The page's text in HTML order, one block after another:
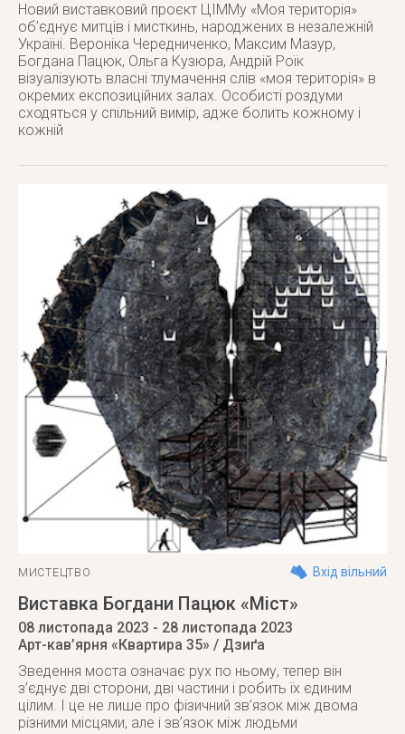
Новий виставковий проєкт ЦІММу «Моя територія»
об’єднує митців і мисткинь, народжених в незалежній
Україні. Вероніка Чередниченко, Максим Мазур,
Богдана Пацюк, Ольга Кузюра, Андрій Роїк
візуалізують власні тлумачення слів «моя територія» в
окремих експозиційних залах. Особисті роздуми
сходяться у спільний вимір, адже болить кожному і
кожній
МИСТЕЦТВО Вхід вільний
Виставка Богдани Пацюк «Міст»
08 листопада 2023 - 28 листопада 2023
Арт-кав’ярня «Квартира 35» / Дзиґа
Зведення моста означає рух по ньому, тепер він
з’єднує дві сторони, дві частини і робить їх єдиним
цілим. І це не лише про фізичний зв’язок між двома
різними місцями, але і зв’язок між людьми